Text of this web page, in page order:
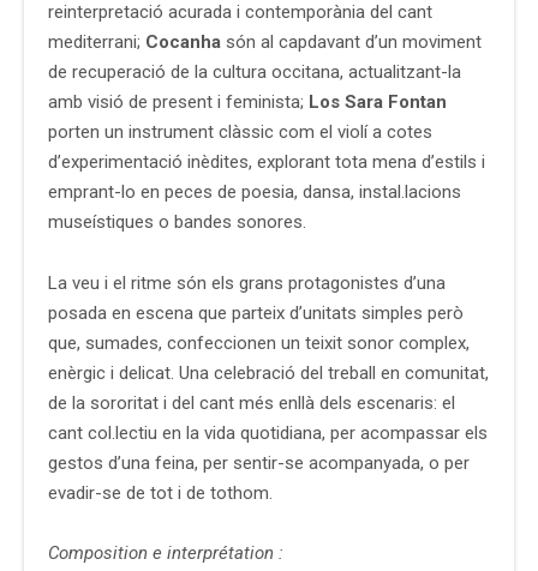
reinterpretació acurada i contemporània del cant
mediterrani; Cocanha són al capdavant d’un moviment
de recuperació de la cultura occitana, actualitzant-la
amb visió de present i feminista; Los Sara Fontan
porten un instrument clàssic com el violí a cotes
d’experimentació inèdites, explorant tota mena d’estils i
emprant-lo en peces de poesia, dansa, instal.lacions
museístiques o bandes sonores.
La veu i el ritme són els grans protagonistes d’una
posada en escena que parteix d’unitats simples però
que, sumades, confeccionen un teixit sonor complex,
enèrgic i delicat. Una celebració del treball en comunitat,
de la sororitat i del cant més enllà dels escenaris: el
cant col.lectiu en la vida quotidiana, per acompassar els
gestos d’una feina, per sentir-se acompanyada, o per
evadir-se de tot i de tothom.
Composition e interprétation :